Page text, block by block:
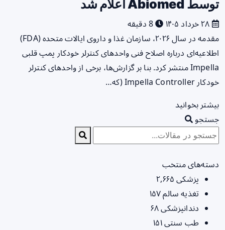
توسط Abiomed اعلام شد
8 دقیقه
مقدمه در سال ۲۰۲۶، سازمان غذا و داروی ایالات متحده (FDA)
اطلاعیه‌ای درباره اصلاح فنی واحدهای کنترلر خودکار پمپ قلبی
Impella منتشر کرد. بنا بر گزارش‌ها، برخی از واحدهای کنترلر
خودکار Impella Controller (که…
بیشتر بخوانید
جستجو
دسته‌های منتخب
پزشکی ۲,۶۶۵
تغذیه سالم۱۵۷
دندانپزشکی۶۸
طب سنتی۱۵۱